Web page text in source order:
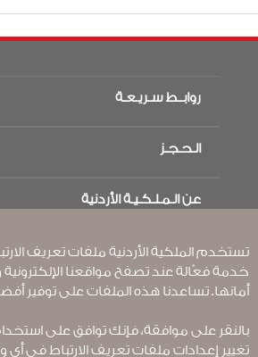
روابــط سـريـعـة
شروط السفر
السفر أثناء الحمل
ون وورلد
Plan and Feedback Process
الـحـجـز
حجز القطار
RJ بلا حدود
عرض الطلاب
تكرم
عن الـمـلـكـيـة الأردنية
أعلن معنا
انضم لعائلتنا
الأخبار
مكاتبنا حول العالم
شروط وأحكام العقد
تستخدم الملكية الأردنية ملفات تعريف
خدمة فعّالة عند تصفح مواقعنا الإلكترونية
أمانها. تساعدنا هذه الملفات على توفير
بالنقر على موافقة، فإنك توافق على
تغيير إعدادات ملفات تعريف الارتباط في